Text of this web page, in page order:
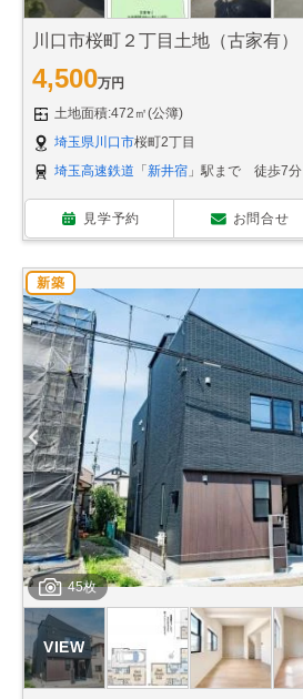
川口市桜町２丁目土地（古家有）
4,500万円
土地面積:472㎡(公簿)
埼玉県川口市桜町2丁目
埼玉高速鉄道 「新井宿 」駅まで 徒歩7分
見学予約 お問合せ
45枚
新築